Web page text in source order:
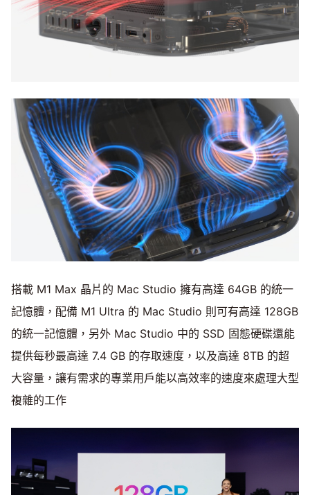
搭載 M1 Max 晶片的 Mac Studio 擁有高達 64GB 的統一
記憶體，配備 M1 Ultra 的 Mac Studio 則可有高達 128GB
的統一記憶體，另外 Mac Studio 中的 SSD 固態硬碟還能
提供每秒最高達 7.4 GB 的存取速度，以及高達 8TB 的超
大容量，讓有需求的專業用戶能以高效率的速度來處理大型
複雜的工作